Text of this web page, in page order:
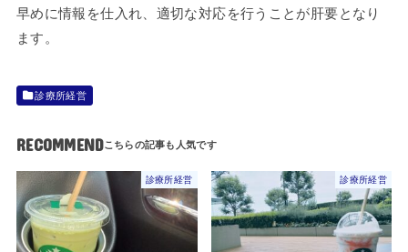
早めに情報を仕入れ、適切な対応を行うことが肝要となり
ます。
診療所経営
RECOMMEND
診療所経営 診療所経営